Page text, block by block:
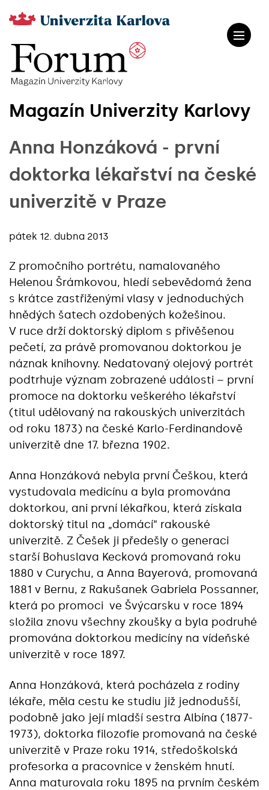
Magazín Univerzity Karlovy
Anna Honzáková - první
doktorka lékařství na české
univerzitě v Praze
pátek 12. dubna 2013
Z promočního portrétu, namalovaného
Helenou Šrámkovou, hledí sebevědomá žena
s krátce zastřiženými vlasy v jednoduchých
hnědých šatech ozdobených kožešinou.
V ruce drží doktorský diplom s přivěšenou
pečetí, za právě promovanou doktorkou je
náznak knihovny. Nedatovaný olejový portrét
podtrhuje význam zobrazené události – první
promoce na doktorku veškerého lékařství
(titul udělovaný na rakouských univerzitách
od roku 1873) na české Karlo-Ferdinandově
univerzitě dne 17. března 1902.
Anna Honzáková nebyla první Češkou, která
vystudovala medicínu a byla promována
doktorkou, ani první lékařkou, která získala
doktorský titul na „domácí“ rakouské
univerzitě. Z Češek ji předešly o generaci
starší Bohuslava Kecková promovaná roku
1880 v Curychu, a Anna Bayerová, promovaná
1881 v Bernu, z Rakušanek Gabriela Possanner,
která po promoci ve Švýcarsku v roce 1894
složila znovu všechny zkoušky a byla podruhé
promována doktorkou medicíny na vídeňské
univerzitě v roce 1897.
Anna Honzáková, která pocházela z rodiny
lékaře, měla cestu ke studiu již jednodušší,
podobně jako její mladší sestra Albína (1877-
1973), doktorka filozofie promovaná na české
univerzitě v Praze roku 1914, středoškolská
profesorka a pracovnice v ženském hnutí.
Anna maturovala roku 1895 na prvním českém